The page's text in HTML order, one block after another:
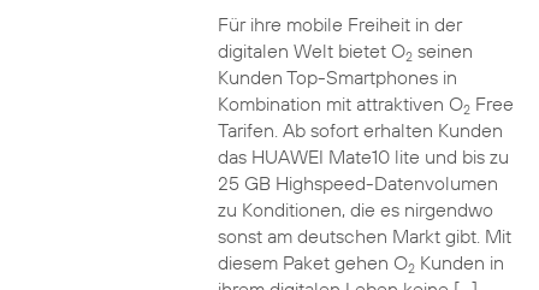
Für ihre mobile Freiheit in der
digitalen Welt bietet O2seinen
Kunden Top-Smartphones in
Kombination mit attraktiven O2Free
Tarifen. Ab sofort erhalten Kunden
das HUAWEI Mate10 lite und bis zu
25 GB Highspeed-Datenvolumen
zu Konditionen, die es nirgendwo
sonst am deutschen Markt gibt. Mit
diesem Paket gehen O2Kunden in